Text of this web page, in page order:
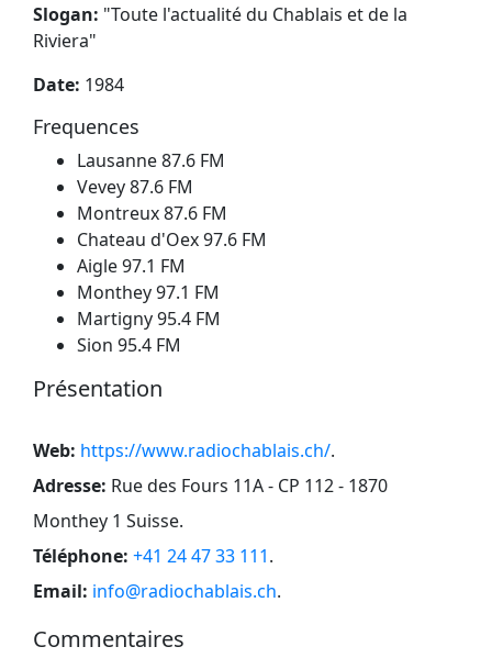
Slogan: "Toute l'actualité du Chablais et de la
Riviera"
Date: 1984
Frequences
Lausanne 87.6 FM
Vevey 87.6 FM
Montreux 87.6 FM
Chateau d'Oex 97.6 FM
Aigle 97.1 FM
Monthey 97.1 FM
Martigny 95.4 FM
Sion 95.4 FM
Présentation
Web: https://www.radiochablais.ch/.
Adresse: Rue des Fours 11A - CP 112 - 1870
Monthey 1 Suisse.
Téléphone: +41 24 47 33 111.
Email: info@radiochablais.ch.
Commentaires